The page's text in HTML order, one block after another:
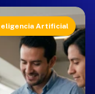
Artificial